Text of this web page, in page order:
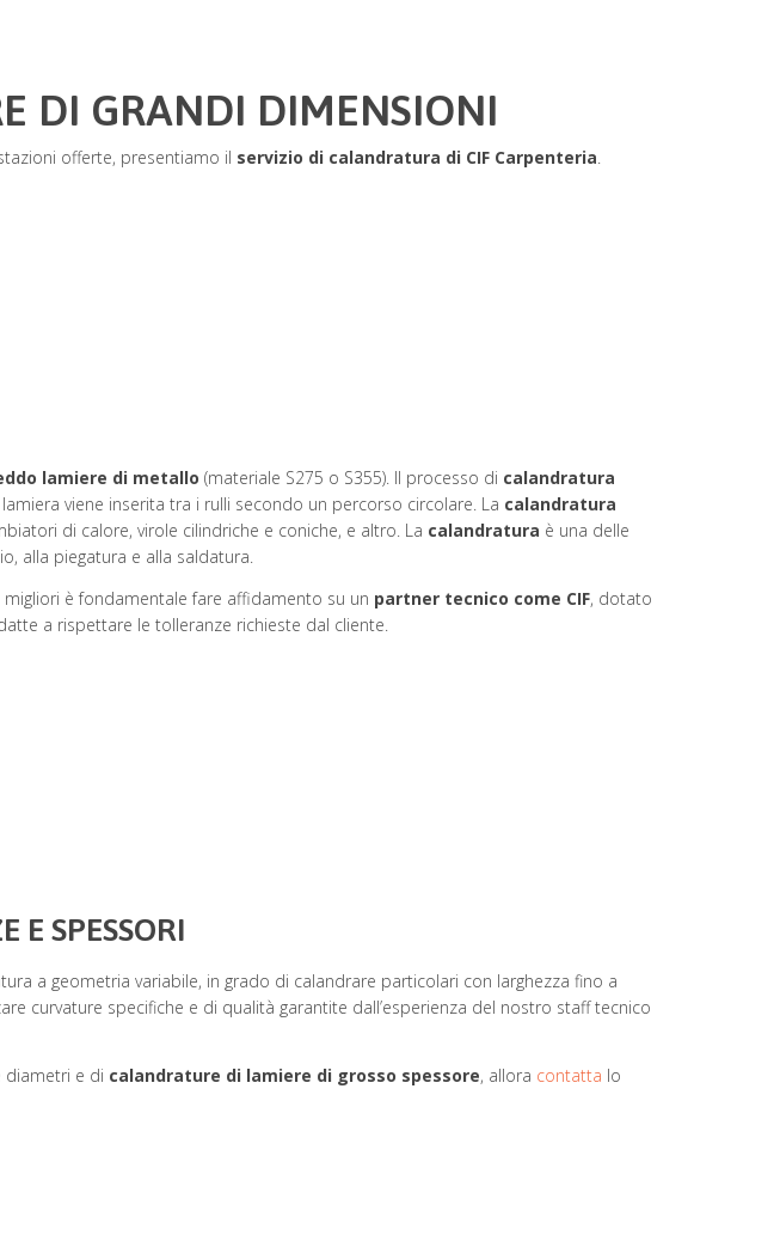
DI GRANDI DIMENSIONI
offerte, presentiamo il servizio di calandratura di CIF Carpenteria
lamiere di metallo (materiale S275 o S355). Il processo di calandratura
viene inserita tra i rulli secondo un percorso circolare. La calandratura
di calore, virole cilindriche e coniche, e altro. La calandratura è una delle
alla piegatura e alla saldatura.
è fondamentale fare affidamento su un partner tecnico come CIF, dotato
a rispettare le tolleranze richieste dal cliente.
E SPESSORI
a geometria variabile, in grado di calandrare particolari con larghezza fino a
curvature specifiche e di qualità garantite dall’esperienza del nostro staff tecnico
diametri e di calandrature di lamiere di grosso spessore, allora contatta lo